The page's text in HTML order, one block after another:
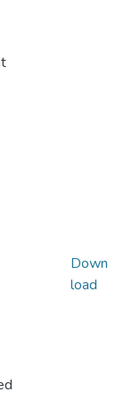
Down
load